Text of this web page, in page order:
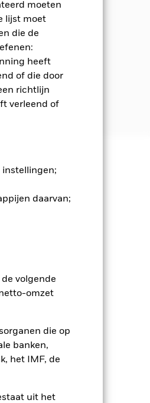
moeten
lijst moet
die de
heeft
of die door
richtlijn
verleend of
daarvan;
volgende
omzet
die op
banken,
het IMF, de
uit het
komt.
in
of een
van
van
het